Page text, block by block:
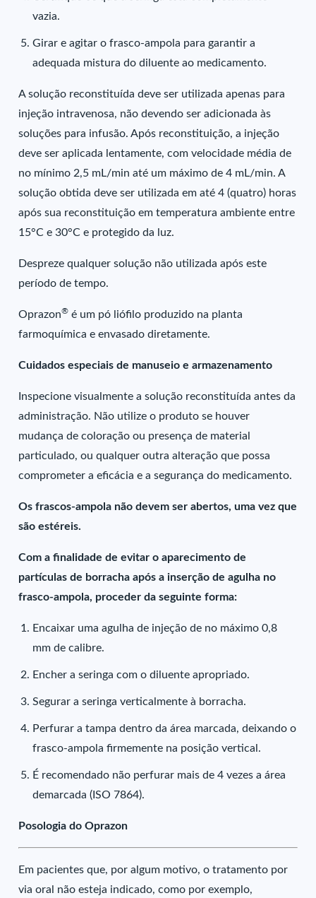
vazia.
Girar e agitar o frasco-ampola para garantir a
adequada mistura do diluente ao medicamento.
A solução reconstituída deve ser utilizada apenas para
injeção intravenosa, não devendo ser adicionada às
soluções para infusão. Após reconstituição, a injeção
deve ser aplicada lentamente, com velocidade média de
no mínimo 2,5 mL/min até um máximo de 4 mL/min. A
solução obtida deve ser utilizada em até 4 (quatro) horas
após sua reconstituição em temperatura ambiente entre
15°C e 30°C e protegido da luz.
Despreze qualquer solução não utilizada após este
período de tempo.
Oprazon® é um pó liófilo produzido na planta
farmoquímica e envasado diretamente.
Cuidados especiais de manuseio e armazenamento
Inspecione visualmente a solução reconstituída antes da
administração. Não utilize o produto se houver
mudança de coloração ou presença de material
particulado, ou qualquer outra alteração que possa
comprometer a eficácia e a segurança do medicamento.
Os frascos-ampola não devem ser abertos, uma vez que
são estéreis.
Com a finalidade de evitar o aparecimento de
partículas de borracha após a inserção de agulha no
frasco-ampola, proceder da seguinte forma:
Encaixar uma agulha de injeção de no máximo 0,8
mm de calibre.
Encher a seringa com o diluente apropriado.
Segurar a seringa verticalmente à borracha.
Perfurar a tampa dentro da área marcada, deixando o
frasco-ampola firmemente na posição vertical.
É recomendado não perfurar mais de 4 vezes a área
demarcada (ISO 7864).
Posologia do Oprazon
Em pacientes que, por algum motivo, o tratamento por
via oral não esteja indicado, como por exemplo,